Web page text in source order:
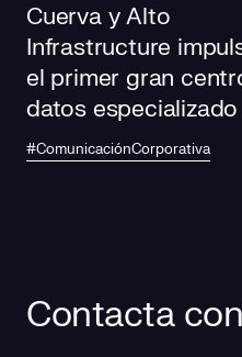
Cuerva y Alto
Infrastructure
el primer gran
datos especializado
IA de Andalucía
#ComunicaciónCorporativa
Contacta